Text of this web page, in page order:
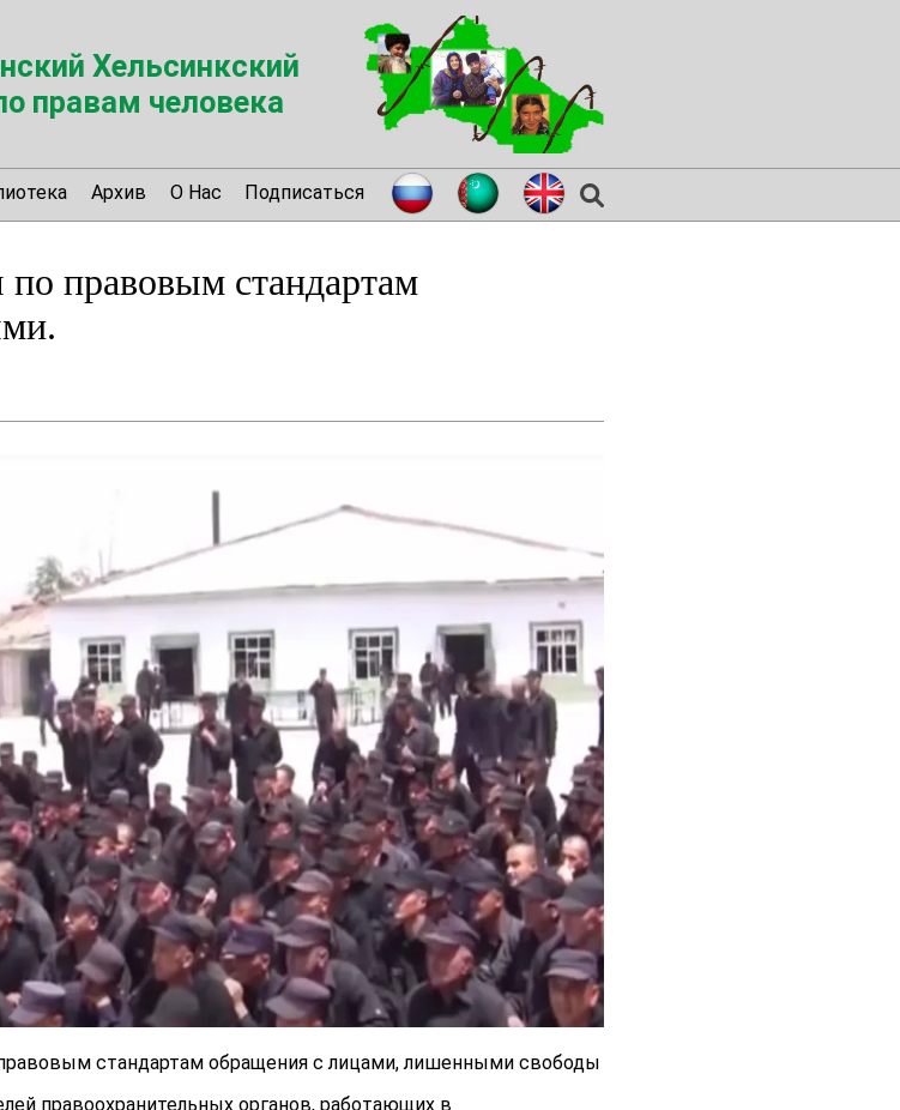
Хельсинкский
правам человека
Архив О Нас Подписаться
правовым стандартам
стандартам обращения с лицами, лишенными свободы
правоохранительных органов, работающих в